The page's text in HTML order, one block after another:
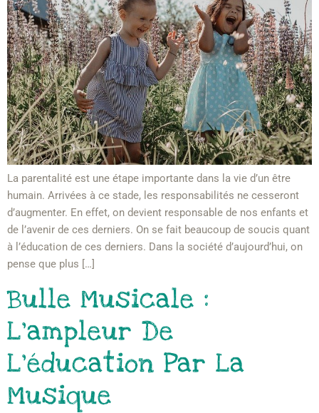
La parentalité est une étape importante dans la vie d’un être
humain. Arrivées à ce stade, les responsabilités ne cesseront
d’augmenter. En effet, on devient responsable de nos enfants et
de l’avenir de ces derniers. On se fait beaucoup de soucis quant
à l’éducation de ces derniers. Dans la société d’aujourd’hui, on
pense que plus […]
Bulle Musicale :
L’ampleur De
L’éducation Par La
Musique